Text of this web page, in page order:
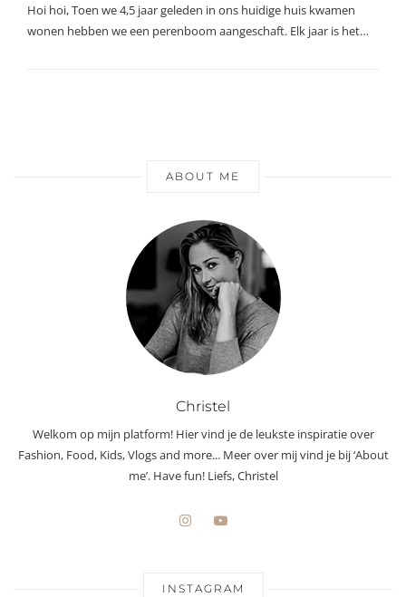
Hoi hoi, Toen we 4,5 jaar geleden in ons huidige huis kwamen
wonen hebben we een perenboom aangeschaft. Elk jaar is het…
ABOUT ME
Christel
Welkom op mijn platform! Hier vind je de leukste inspiratie over
Fashion, Food, Kids, Vlogs and more... Meer over mij vind je bij ‘About
me’. Have fun! Liefs, Christel
INSTAGRAM